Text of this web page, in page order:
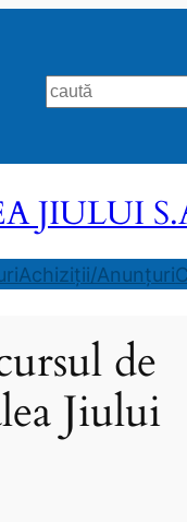
Search
JIULUI
Achiziții/Anunțuri
de
Jiului